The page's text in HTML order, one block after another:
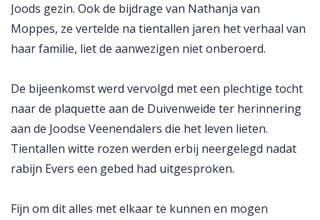
Joods gezin. Ook de bijdrage van Nathanja van
Moppes, ze vertelde na tientallen jaren het verhaal van
haar familie, liet de aanwezigen niet onberoerd.
De bijeenkomst werd vervolgd met een plechtige tocht
naar de plaquette aan de Duivenweide ter herinnering
aan de Joodse Veenendalers die het leven lieten.
Tientallen witte rozen werden erbij neergelegd nadat
rabijn Evers een gebed had uitgesproken.
Fijn om dit alles met elkaar te kunnen en mogen